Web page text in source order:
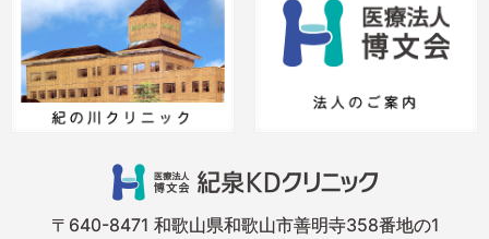
〒640-8471 和歌山県和歌山市善明寺358番地の1